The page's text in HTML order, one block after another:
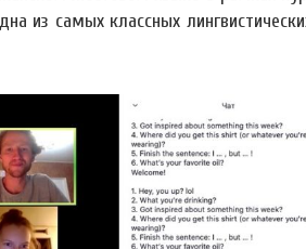
из самых классных